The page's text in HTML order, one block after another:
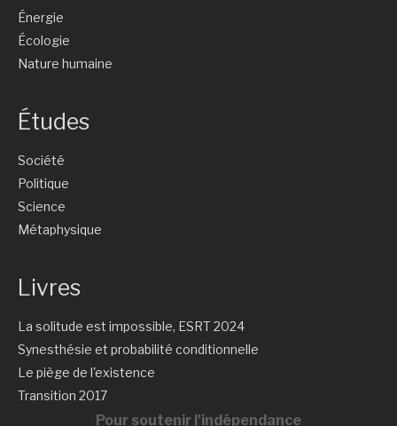
Énergie
Écologie
Nature humaine
Études
Société
Politique
Science
Métaphysique
Livres
La solitude est impossible, ESRT 2024
Synesthésie et probabilité conditionnelle
Le piège de l'existence
Transition 2017
Pour soutenir l'indépendance